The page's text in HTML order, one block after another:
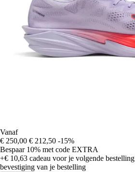
Vanaf
€ 250,00 € 212,50 -15%
Bespaar 10% met code EXTRA
+€ 10,63 cadeau voor je volgende bestelling
bevestiging van je bestelling